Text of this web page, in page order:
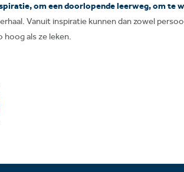
om een doorlopende leerweg, om te
Vanuit inspiratie kunnen dan zowel
hoog als ze leken.